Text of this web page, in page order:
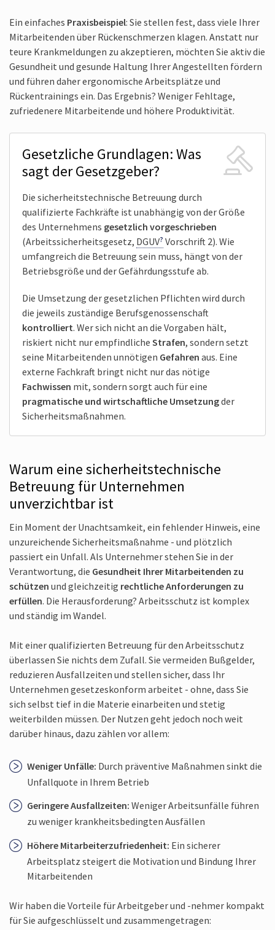
Ein einfaches Praxisbeispiel: Sie stellen fest, dass viele Ihrer
Mitarbeitenden über Rückenschmerzen klagen. Anstatt nur
teure Krankmeldungen zu akzeptieren, möchten Sie aktiv die
Gesundheit und gesunde Haltung Ihrer Angestellten fördern
und führen daher ergonomische Arbeitsplätze und
Rückentrainings ein. Das Ergebnis? Weniger Fehltage,
zufriedenere Mitarbeitende und höhere Produktivität.
Gesetzliche Grundlagen: Was
sagt der Gesetzgeber?
Die sicherheits­technische Betreuung durch
qualifizierte Fachkräfte ist unabhängig von der Größe
des Unternehmens gesetzlich vorgeschrieben
(Arbeitssicherheits­gesetz, DGUV Vorschrift 2). Wie
umfangreich die Betreuung sein muss, hängt von der
Betriebsgröße und der Gefährdungsstufe ab.
Die Umsetzung der gesetzlichen Pflichten wird durch
die jeweils zuständige Berufsgenossenschaft
kontrolliert. Wer sich nicht an die Vorgaben hält,
riskiert nicht nur empfindliche Strafen, sondern setzt
seine Mitarbeitenden unnötigen Gefahren aus. Eine
externe Fachkraft bringt nicht nur das nötige
Fachwissen mit, sondern sorgt auch für eine
pragmatische und wirtschaftliche Umsetzungder
Sicherheits­maßnahmen.
Warum eine sicherheits­technische
Betreuung für Unternehmen
unverzichtbar ist
Ein Moment der Unachtsamkeit, ein fehlender Hinweis, eine
unzureichende Sicherheitsmaßnahme - und plötzlich
passiert ein Unfall. Als Unternehmer stehen Sie in der
Verantwortung, die Gesundheit Ihrer Mitarbeitenden zu
schützen und gleichzeitig rechtliche Anforderungen zu
erfüllen. Die Herausforderung? Arbeitsschutz ist komplex
und ständig im Wandel.
Mit einer qualifizierten Betreuung für den Arbeitsschutz
überlassen Sie nichts dem Zufall. Sie vermeiden Bußgelder,
reduzieren Ausfallzeiten und stellen sicher, dass Ihr
Unternehmen gesetzeskonform arbeitet - ohne, dass Sie
sich selbst tief in die Materie einarbeiten und stetig
weiterbilden müssen. Der Nutzen geht jedoch noch weit
darüber hinaus, dazu zählen vor allem:
Weniger Unfälle: Durch präventive Maßnahmen sinkt die
Unfallquote in Ihrem Betrieb
Geringere Ausfallzeiten: Weniger Arbeitsunfälle führen
zu weniger krankheitsbedingten Ausfällen
Höhere Mitarbeiter­zufriedenheit: Ein sicherer
Arbeitsplatz steigert die Motivation und Bindung Ihrer
Mitarbeitenden
Wir haben die Vorteile für Arbeitgeber und -nehmer kompakt
für Sie aufgeschlüsselt und zusammengetragen: